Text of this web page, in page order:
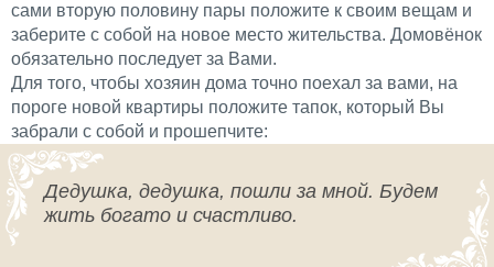
сами вторую половину пары положите к своим вещам и
заберите с собой на новое место жительства. Домовёнок
обязательно последует за Вами.
Для того, чтобы хозяин дома точно поехал за вами, на
пороге новой квартиры положите тапок, который Вы
забрали с собой и прошепчите:
Дедушка, дедушка, пошли за мной. Будем
жить богато и счастливо.